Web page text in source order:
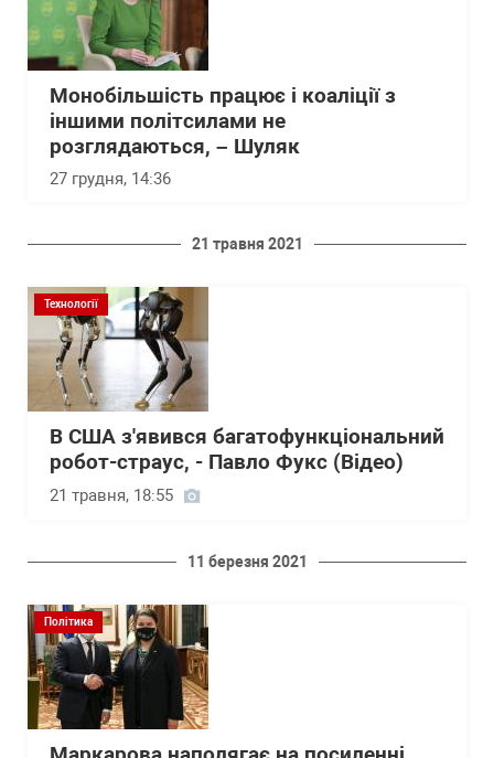
Монобільшість працює і коаліції з
іншими політсилами не
розглядаються, – Шуляк
27 грудня, 14:36
21 травня 2021
Технології
В США з'явився багатофункціональний
робот-страус, - Павло Фукс (Відео)
21 травня, 18:55
11 березня 2021
Політика